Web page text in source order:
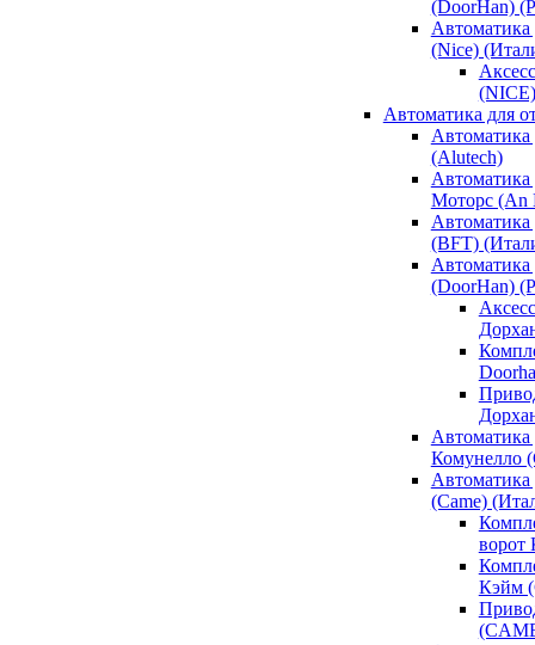
(DoorHan)
Автоматика
(Nice)
(NICE)
Автоматика для
(Alutech)
Моторс (An
(BFT)
Автоматика
(DoorHan)
Автоматика
Комунелло
(Came)
ворот
Кэйм